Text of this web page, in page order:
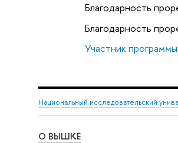
Благодарность
Благодарность
Участник
Национальный исследовательский
О ВЫШКЕ